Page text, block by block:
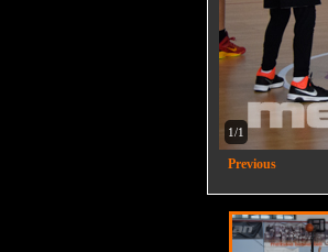
1/1
Previous